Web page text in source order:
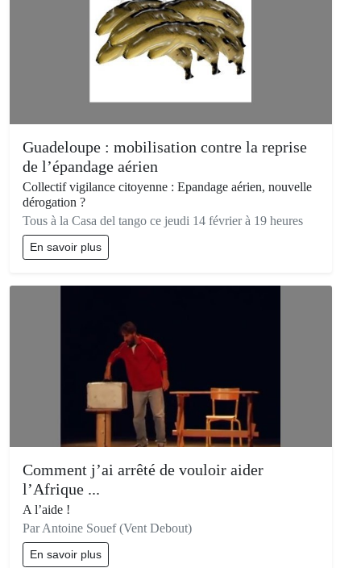
Guadeloupe : mobilisation contre la reprise
de l’épandage aérien
Collectif vigilance citoyenne : Epandage aérien, nouvelle
dérogation ?
Tous à la Casa del tango ce jeudi 14 février à 19 heures
En savoir plus
Comment j’ai arrêté de vouloir aider
l’Afrique ...
A l’aide !
Par Antoine Souef (Vent Debout)
En savoir plus